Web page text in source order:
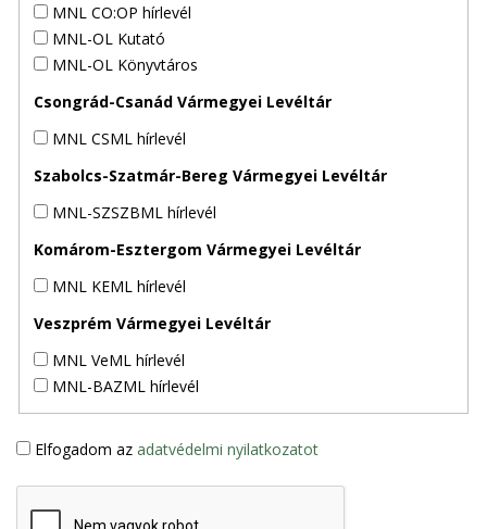
MNL CO:OP hírlevél
MNL-OL Kutató
MNL-OL Könyvtáros
Csongrád-Csanád Vármegyei Levéltár
MNL CSML hírlevél
Szabolcs-Szatmár-Bereg Vármegyei Levéltár
MNL-SZSZBML hírlevél
Komárom-Esztergom Vármegyei Levéltár
MNL KEML hírlevél
Veszprém Vármegyei Levéltár
MNL VeML hírlevél
MNL-BAZML hírlevél
Elfogadom az adatvédelmi nyilatkozatot